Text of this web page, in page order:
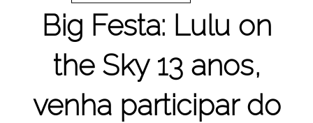
Big Festa: Lulu on
the Sky 13 anos,
venha participar do